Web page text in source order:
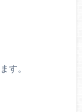
す。